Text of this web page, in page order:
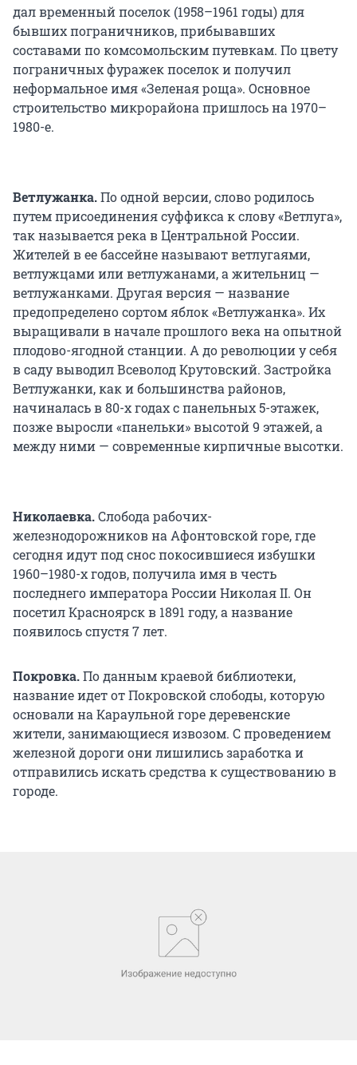
дал временный поселок (1958–1961 годы) для
бывших пограничников, прибывавших
составами по комсомольским путевкам. По цвету
пограничных фуражек поселок и получил
неформальное имя «Зеленая роща». Основное
строительство микрорайона пришлось на 1970–
1980-е.
Ветлужанка.По одной версии, слово родилось
путем присоединения суффикса к слову «Ветлуга»,
так называется река в Центральной России.
Жителей в ее бассейне называют ветлугаями,
ветлужцами или ветлужанами, а жительниц —
ветлужанками. Другая версия — название
предопределено сортом яблок «Ветлужанка». Их
выращивали в начале прошлого века на опытной
плодово-ягодной станции. А до революции у себя
в саду выводил Всеволод Крутовский. Застройка
Ветлужанки, как и большинства районов,
начиналась в 80-х годах с панельных 5-этажек,
позже выросли «панельки» высотой 9 этажей, а
между ними — современные кирпичные высотки.
Николаевка.Слобода рабочих-
железнодорожников на Афонтовской горе, где
сегодня идут под снос покосившиеся избушки
1960–1980-х годов, получила имя в честь
последнего императора России Николая II. Он
посетил Красноярск в 1891 году, а название
появилось спустя 7 лет.
Покровка.По данным краевой библиотеки,
название идет от Покровской слободы, которую
основали на Караульной горе деревенские
жители, занимающиеся извозом. С проведением
железной дороги они лишились заработка и
отправились искать средства к существованию в
городе.